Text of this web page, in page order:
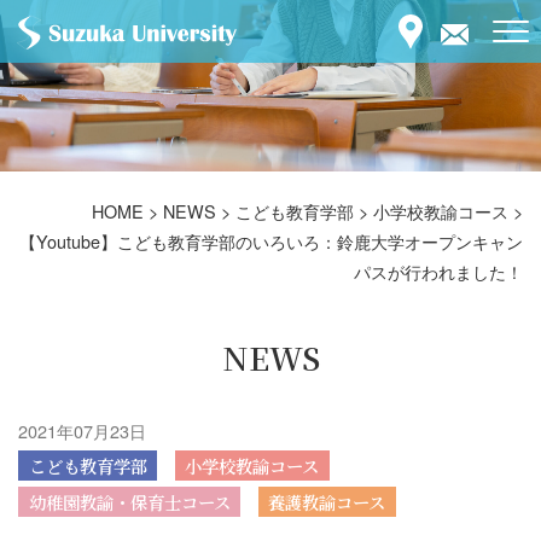
HOME > NEWS > こども教育学部 > 小学校教諭コース >
【Youtube】こども教育学部のいろいろ：鈴鹿大学オープンキャン
パスが行われました！
NEWS
2021年07月23日
こども教育学部
小学校教諭コース
幼稚園教諭・保育士コース
養護教諭コース